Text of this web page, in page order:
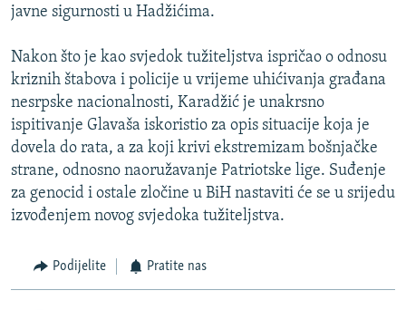
javne sigurnosti u Hadžićima.
Nakon što je kao svjedok tužiteljstva ispričao o odnosu
kriznih štabova i policije u vrijeme uhićivanja građana
nesrpske nacionalnosti, Karadžić je unakrsno
ispitivanje Glavaša iskoristio za opis situacije koja je
dovela do rata, a za koji krivi ekstremizam bošnjačke
strane, odnosno naoružavanje Patriotske lige. Suđenje
za genocid i ostale zločine u BiH nastaviti će se u srijedu
izvođenjem novog svjedoka tužiteljstva.
Podijelite Pratite nas